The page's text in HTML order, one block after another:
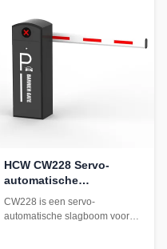
HCW CW228 Servo-
automatische
barrièrepoort voor
CW228 is een servo-
automatische slagboom voor